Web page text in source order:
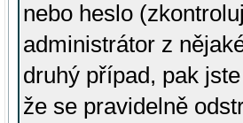
nebo heslo
administrátor z
druhý případ, pak
že se pravidelně